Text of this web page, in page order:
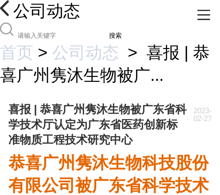
公司动态
搜索
首页 > 公司动态 > 喜报 | 恭
喜广州隽沐生物被广...
喜报 | 恭喜广州隽沐生物被广东省科
学技术厅认定为广东省医药创新标
准物质工程技术研究中心
2023-
02-27
恭喜广州隽沐生物科技股份
有限公司被广东省科学技术